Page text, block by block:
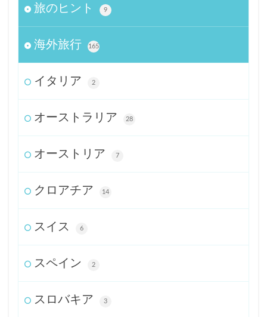
旅のヒント 9
海外旅行 165
イタリア 2
オーストラリア 28
オーストリア 7
クロアチア 14
スイス 6
スペイン 2
スロバキア 3